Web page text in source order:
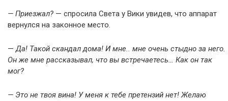
— Приезжал? — спросила Света у Вики увидев, что аппарат
вернулся на законное место.
— Да! Такой скандал дома! И мне.. мне очень стыдно за него.
Он же мне рассказывал, что вы встречаетесь… Как он так
мог?
— Это не твоя вина! У меня к тебе претензий нет! Желаю